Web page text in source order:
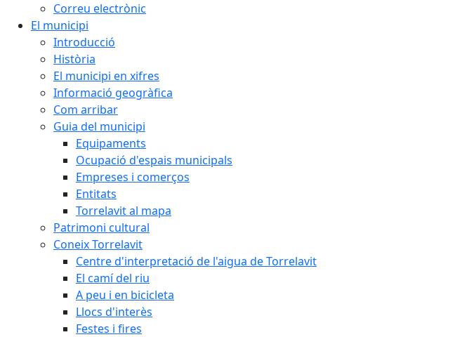
Correu electrònic
El municipi
Introducció
Història
El municipi en xifres
Informació geogràfica
Com arribar
Guia del municipi
Equipaments
Ocupació d'espais municipals
Empreses i comerços
Entitats
Torrelavit al mapa
Patrimoni cultural
Coneix Torrelavit
Centre d'interpretació de l'aigua de Torrelavit
El camí del riu
A peu i en bicicleta
Llocs d'interès
Festes i fires